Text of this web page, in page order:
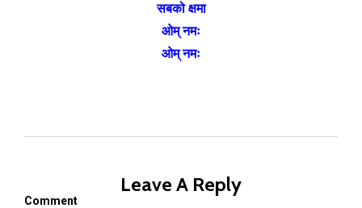
सबको क्षमा
ओम् नमः
ओम् नमः
Leave A Reply
Comment